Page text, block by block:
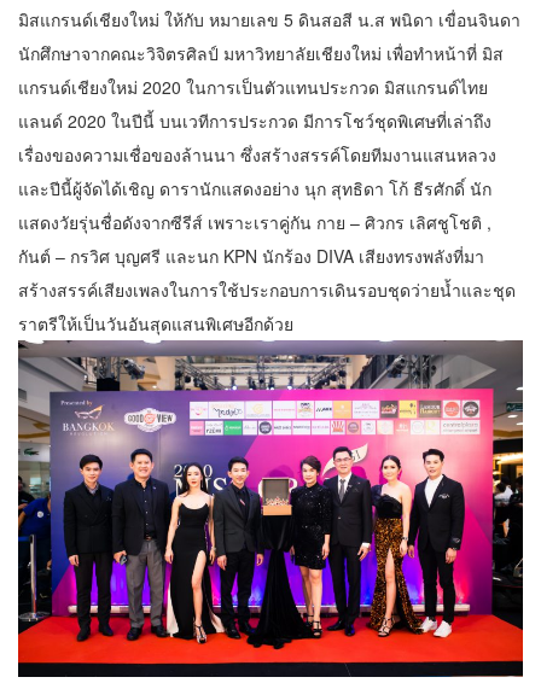
มิสแกรนด์เชียงใหม่ ให้กับ หมายเลข 5 ดินสอสี น.ส พนิดา เขื่อนจินดา
นักศึกษาจากคณะวิจิตรศิลป์ มหาวิทยาลัยเชียงใหม่ เพื่อทำหน้าที่ มิส
แกรนด์เชียงใหม่ 2020 ในการเป็นตัวแทนประกวด มิสแกรนด์ไทย
แลนด์ 2020 ในปีนี้ บนเวทีการประกวด มีการโชว์ชุดพิเศษที่เล่าถึง
เรื่องของความเชื่อของล้านนา ซึ่งสร้างสรรค์โดยทีมงานแสนหลวง
และปีนี้ผู้จัดได้เชิญ ดารานักแสดงอย่าง นุก สุทธิดา โก้ ธีรศักดิ์ นัก
แสดงวัยรุ่นชื่อดังจากซีรีส์ เพราะเราคู่กัน กาย – ศิวกร เลิศชูโชติ ,
กันต์ – กรวิศ บุญศรี และนก KPN นักร้อง DIVA เสียงทรงพลังที่มา
สร้างสรรค์เสียงเพลงในการใช้ประกอบการเดินรอบชุดว่ายน้ำและชุด
ราตรีให้เป็นวันอันสุดแสนพิเศษอีกด้วย